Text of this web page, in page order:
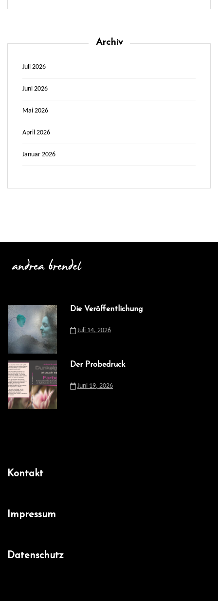
Archiv
Juli 2026
Juni 2026
Mai 2026
April 2026
Januar 2026
Die Veröffentlichung
Juli 14, 2026
Der Probedruck
Juni 19, 2026
Kontakt
Impressum
Datenschutz